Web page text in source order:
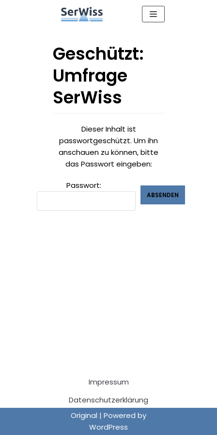
Geschützt:
Umfrage
SerWiss
Dieser Inhalt ist
passwortgeschützt. Um ihn
anschauen zu können, bitte
das Passwort eingeben:
Passwort:
Impressum
Datenschutzerklärung
Original | Powered by
WordPress